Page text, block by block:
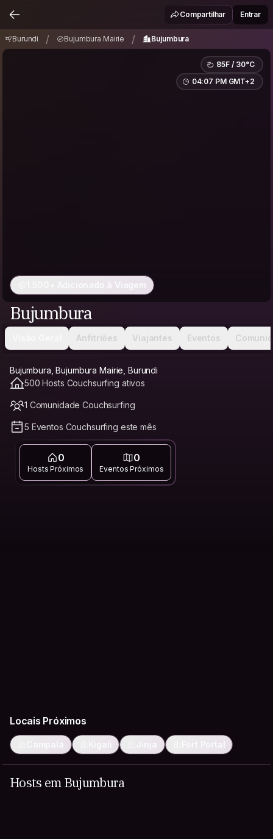
/ Bujumbura
Compartilhar Entrar
Burundi / Bujumbura Mairie / Bujumbura
85F / 30°C
04:07 PM GMT+2
1.500+ Adicionado à Viagem
Bujumbura
Anfitriões Viajantes Eventos
Bujumbura, Bujumbura Mairie, Burundi
500 Hosts Couchsurfing ativos
1 Comunidade Couchsurfing
5 Eventos Couchsurfing este mês
0
Hosts Próximos
0
Eventos Próximos
Locais Próximos
Campala Kigali Jinja Fort Portal
Hosts em Bujumbura